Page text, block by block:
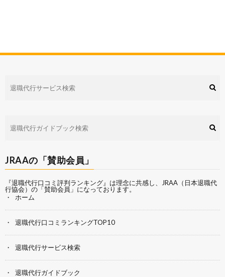
JRAAの「賛助会員」
『退職代行口コミ評判ランキング』は理念に共感し、
JRAA（日本退職代
行協会） の「賛助会員」になっております。
ホーム
退職代行口コミランキングTOP10
退職代行サービス検索
退職代行ガイドブック